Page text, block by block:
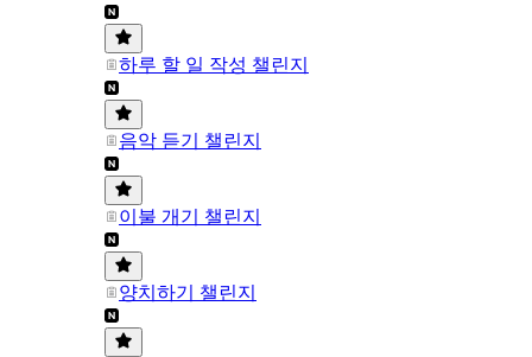
하루 할 일 작성 챌린지
음악 듣기 챌린지
이불 개기 챌린지
양치하기 챌린지